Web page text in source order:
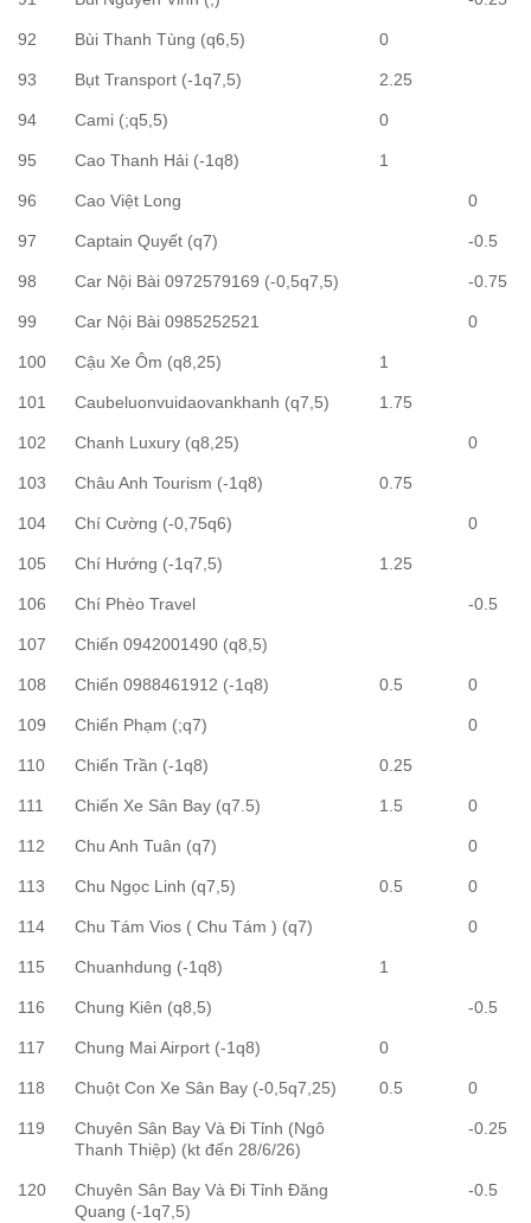
92 Bùi Thanh Tùng (q6,5) 0
93 Bụt Transport (-1q7,5) 2.25
94 Cami (;q5,5) 0
95 Cao Thanh Hải (-1q8) 1
96 Cao Việt Long 0
97 Captain Quyết (q7) -0.5
98 Car Nội Bài 0972579169 (-0,5q7,5) -0.75
99 Car Nội Bài 0985252521 0
100 Cậu Xe Ôm (q8,25) 1
101 Caubeluonvuidaovankhanh (q7,5) 1.75
102 Chanh Luxury (q8,25) 0
103 Châu Anh Tourism (-1q8) 0.75
104 Chí Cường (-0,75q6) 0
105 Chí Hướng (-1q7,5) 1.25
106 Chí Phèo Travel -0.5
107 Chiến 0942001490 (q8,5)
108 Chiến 0988461912 (-1q8) 0.5 0
109 Chiến Phạm (;q7) 0
110 Chiến Trần (-1q8) 0.25
111 Chiến Xe Sân Bay (q7.5) 1.5 0
112 Chu Anh Tuân (q7) 0
113 Chu Ngọc Linh (q7,5) 0.5 0
114 Chu Tám Vios ( Chu Tám ) (q7) 0
115 Chuanhdung (-1q8) 1
116 Chung Kiên (q8,5) -0.5
117 Chung Mai Airport (-1q8) 0
118 Chuột Con Xe Sân Bay (-0,5q7,25) 0.5 0
119
Chuyên Sân Bay Và Đi Tỉnh (Ngô
Thanh Thiệp) (kt đến 28/6/26)
-0.25
120
Chuyên Sân Bay Và Đi Tỉnh Đăng
Quang (-1q7,5)
-0.5